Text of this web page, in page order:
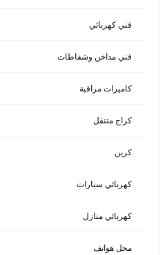
فني كهربائي
فني مداخن وشفاطات
كاميرات مراقبة
كراج متنقل
كرين
كهربائي سيارات
كهربائي منازل
محل هواتف